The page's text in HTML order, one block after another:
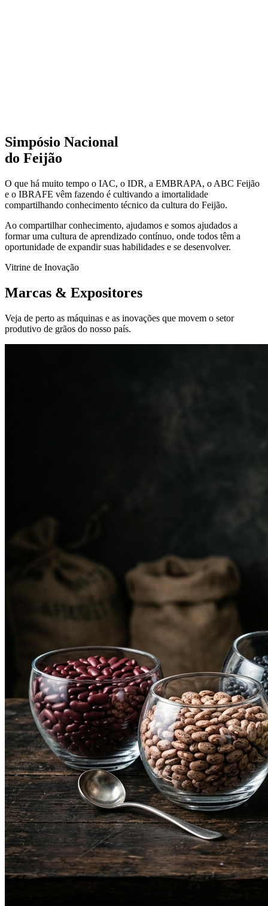
Simpósio Nacional
do Feijão
O que há muito tempo o IAC, o IDR, a EMBRAPA, o ABC Feijão
e o IBRAFE vêm fazendo é cultivando a imortalidade
compartilhando conhecimento técnico da cultura do Feijão.
Ao compartilhar conhecimento, ajudamos e somos ajudados a
formar uma cultura de aprendizado contínuo, onde todos têm a
oportunidade de expandir suas habilidades e se desenvolver.
Vitrine de Inovação
Marcas & Expositores
Veja de perto as máquinas e as inovações que movem o setor
produtivo de grãos do nosso país.